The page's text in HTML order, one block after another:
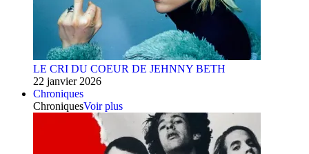
LE CRI DU COEUR DE JEHNNY BETH
22 janvier 2026
Chroniques
ChroniquesVoir plus